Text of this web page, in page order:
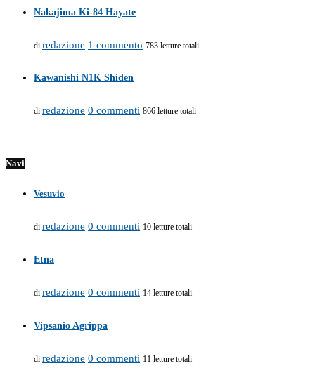
Nakajima Ki-84 Hayate
di redazione 1 commento 783 letture totali
Kawanishi N1K Shiden
di redazione 0 commenti 866 letture totali
Navi
Vesuvio
di redazione 0 commenti 10 letture totali
Etna
di redazione 0 commenti 14 letture totali
Vipsanio Agrippa
di redazione 0 commenti 11 letture totali